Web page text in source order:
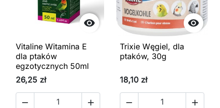

Vitaline Witamina E
dla ptaków
egzotycznych 50ml
26,25 zł
 

Trixie Węgiel, dla
ptaków, 30g
18,10 zł
 